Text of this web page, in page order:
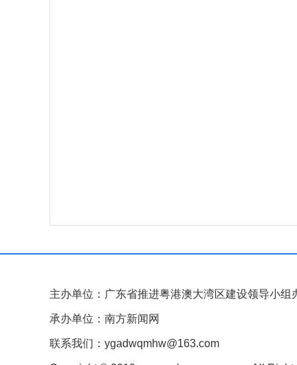
主办单位：广东省推进粤港澳大湾区建设领导小组
承办单位：南方新闻网
联系我们：ygadwqmhw@163.com